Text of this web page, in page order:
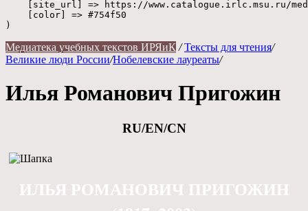
[site_url] => https://www.catalogue.irlc.msu.ru/
    [color] => #754f50
Медиатека учебных текстов ИРЯиК / Тексты для чтения/
Великие люди России/Нобелевские лауреаты/
Илья Романович Пригожин
RU/EN/CN
ИЛЬЯ РОМАНОВИЧ ПРИГОЖИН